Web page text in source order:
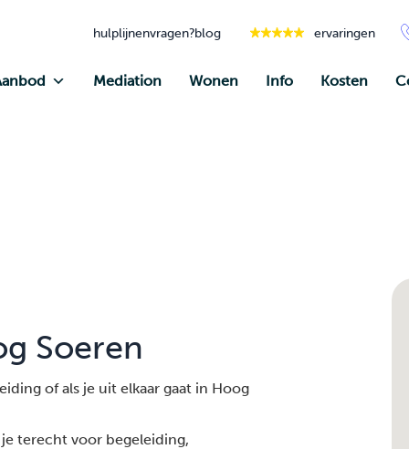
hulplijnenvragen?blog ervaringen
Mediation Wonen Info Kosten
Soeren
of als je uit elkaar gaat in Hoog
terecht voor begeleiding,